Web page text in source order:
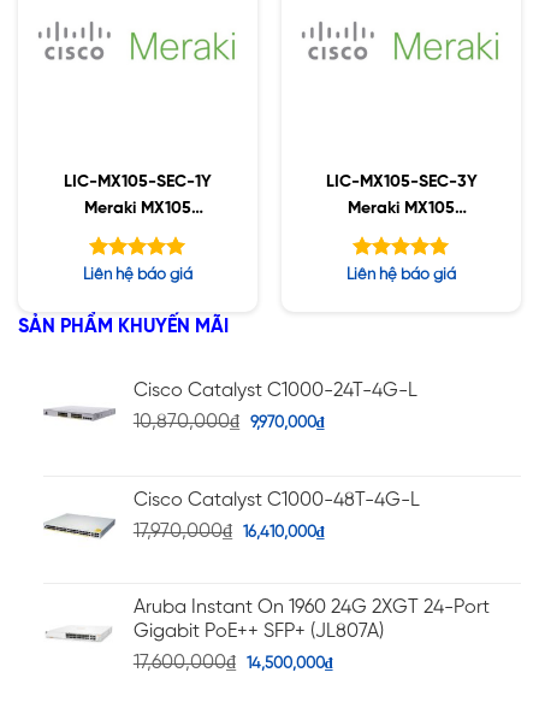
LIC-MX105-SEC-1Y
Meraki MX105
Advanced Security
Được xếp
5 sao
Liên hệ báo giá
LIC-MX105-SEC-3Y
Meraki MX105
Advanced Security
Được xếp
Liên hệ báo giá
SẢN PHẨM KHUYẾN MÃI
Cisco Catalyst C1000-24T-4G-L
10,870,000₫ 9,970,000₫
Cisco Catalyst C1000-48T-4G-L
17,970,000₫ 16,410,000₫
Aruba Instant On 1960 24G 2XGT 24-Port
Gigabit PoE++ SFP+ (JL807A)
17,600,000₫ 14,500,000₫